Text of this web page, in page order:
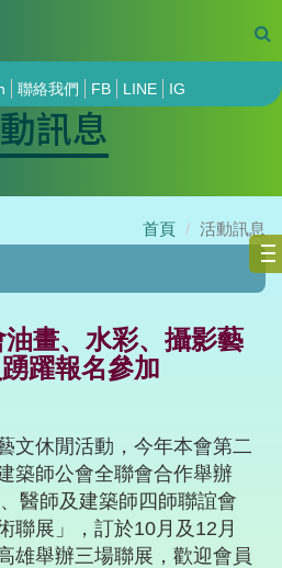
聯絡我們 FB LINE IG
訊息
首頁 活動訊息
畫、水彩、攝影藝
躍報名參加
文休閒活動，今年本會第二
築師公會全聯會合作舉辦
醫師及建築師四師聯誼會
聯展」，訂於10月及12月
雄舉辦三場聯展，歡迎會員